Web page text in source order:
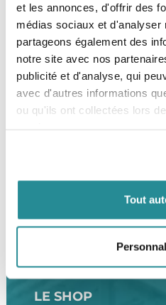
et les annonces, d'offrir des
médias sociaux et d'analyser
partageons également des
notre site avec nos
publicité et d'analyse, qui
avec d'autres informations
ou qu'ils ont collectées lors
Tout
PAIEMENT SÉCURISÉ
CB, VISA, Mastercard, ALMA
LE SHOP